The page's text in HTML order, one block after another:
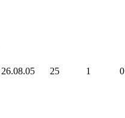
26.08.05 25 1 0